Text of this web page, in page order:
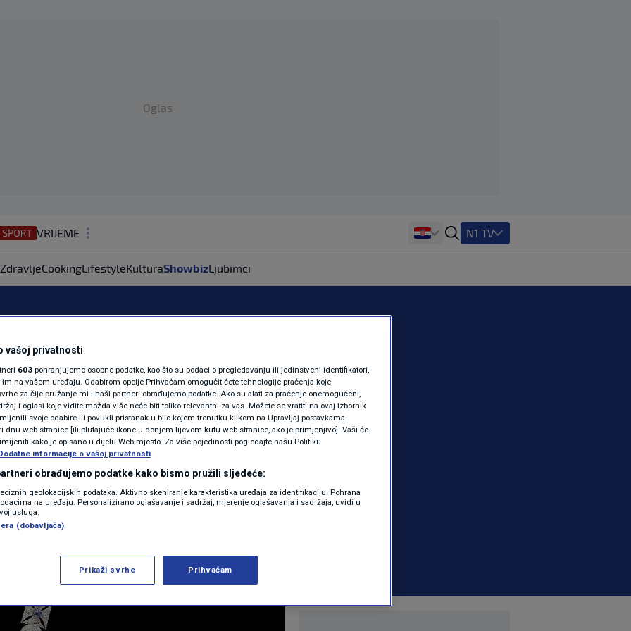
Oglas
VRIJEME
REGIJA
MAGAZIN
KOLUMNE
N1(DIS)INFO
KLIMATSKE PROMJENE
FOTO
VIDEO
N1 TV
ZdravljeCookingLifestyleKulturaShowbizLjubimci
Charlesa u
nasljedstvu
| 0 komentara
Više
vašoj privatnosti
603 pohranjujemo osobne podatke, kao što su podaci o pregledavanju ili jedinstveni identifikatori,
na vašem uređaju. Odabirom opcije Prihvaćam omogućit ćete tehnologije praćenja koje
za čije pružanje mi i naši partneri obrađujemo podatke. Ako su alati za praćenje onemogućeni,
i oglasi koje vidite možda više neće biti toliko relevantni za vas. Možete se vratiti na ovaj izbornik
svoje odabire ili povukli pristanak u bilo kojem trenutku klikom na Upravljaj postavkama
dnu web-stranice [ili plutajuće ikone u donjem lijevom kutu web stranice, ako je primjenjivo]. Vaši će
kako je opisano u dijelu Web-mjesto. Za više pojedinosti pogledajte našu Politiku
informacije o vašoj privatnosti
obrađujemo podatke kako bismo pružili sljedeće:
geolokacijskih podataka. Aktivno skeniranje karakteristika uređaja za identifikaciju. Pohrana
na uređaju. Personalizirano oglašavanje i sadržaj, mjerenje oglašavanja i sadržaja, uvidi u
usluga.
(dobavljača)
Prikaži svrhe Prihvaćam